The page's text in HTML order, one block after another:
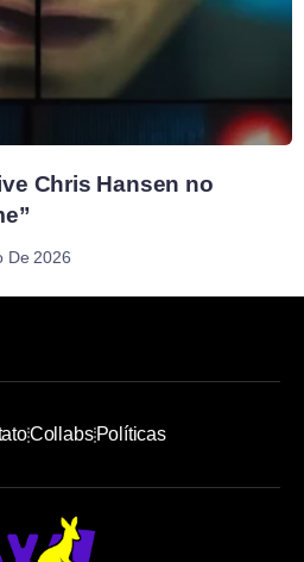
Chris Hansen no
De 2026
CollabsPolíticas